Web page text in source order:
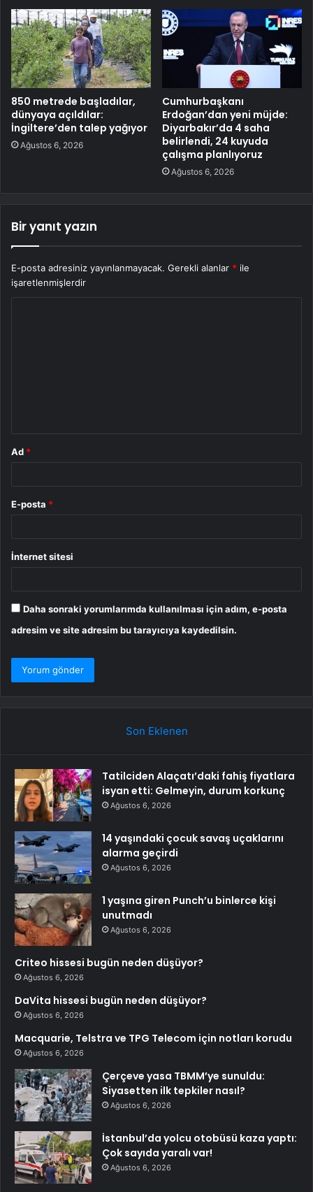
850 metrede başladılar,
dünyaya açıldılar:
İngiltere’den talep yağıyor
Ağustos 6, 2026
Cumhurbaşkanı
Erdoğan’dan yeni müjde:
Diyarbakır’da 4 saha
belirlendi, 24 kuyuda
çalışma planlıyoruz
Ağustos 6, 2026
Bir yanıt yazın
E-posta adresiniz yayınlanmayacak. Gerekli alanlar * ile
işaretlenmişlerdir
Ad *
E-posta *
İnternet sitesi
Daha sonraki yorumlarımda kullanılması için adım, e-posta
adresim ve site adresim bu tarayıcıya kaydedilsin.
Son Eklenen
Tatilciden Alaçatı’daki fahiş fiyatlara
isyan etti: Gelmeyin, durum korkunç
Ağustos 6, 2026
14 yaşındaki çocuk savaş uçaklarını
alarma geçirdi
Ağustos 6, 2026
1 yaşına giren Punch’u binlerce kişi
unutmadı
Ağustos 6, 2026
Criteo hissesi bugün neden düşüyor?
Ağustos 6, 2026
DaVita hissesi bugün neden düşüyor?
Ağustos 6, 2026
Macquarie, Telstra ve TPG Telecom için notları korudu
Ağustos 6, 2026
Çerçeve yasa TBMM’ye sunuldu:
Siyasetten ilk tepkiler nasıl?
Ağustos 6, 2026
İstanbul’da yolcu otobüsü kaza yaptı:
Çok sayıda yaralı var!
Ağustos 6, 2026